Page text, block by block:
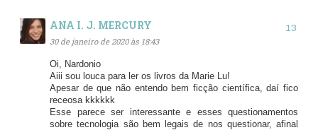
ANA I. J. MERCURY
30 de janeiro de 2020 às 18:43
Oi, Nardonio
Aiii sou louca para ler os livros da Marie Lu!
Apesar de que não entendo bem ficção científica, daí fico
receosa kkkkkk
Esse parece ser interessante e esses questionamentos
sobre tecnologia são bem legais de nos questionar, afinal